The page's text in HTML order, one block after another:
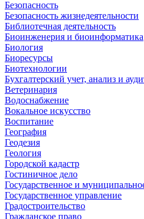
Безопасность
Безопасность жизнедеятельности
Библиотечная деятельность
Биоинженерия и биоинформатика
Биология
Биоресурсы
Биотехнологии
Бухгалтерский учет, анализ и
Ветеринария
Водоснабжение
Вокальное искусство
Воспитание
География
Геодезия
Геология
Городской кадастр
Гостиничное дело
Государственное и
Государственное управление
Градостроительство
Гражданское право